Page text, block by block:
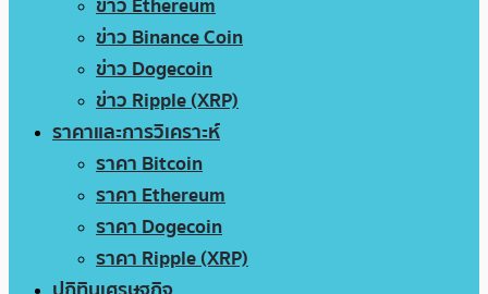
ข่าว Binance Coin
ข่าว Dogecoin
ข่าว Ripple (XRP)
ราคาและการวิเคราะห์
ราคา Bitcoin
ราคา Ethereum
ราคา Dogecoin
ราคา Ripple (XRP)